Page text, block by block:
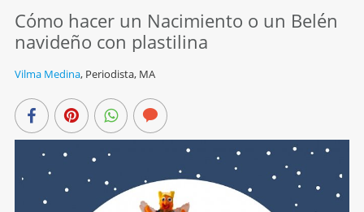
Cómo hacer un Nacimiento o un Belén
navideño con plastilina
Vilma Medina, Periodista, MA